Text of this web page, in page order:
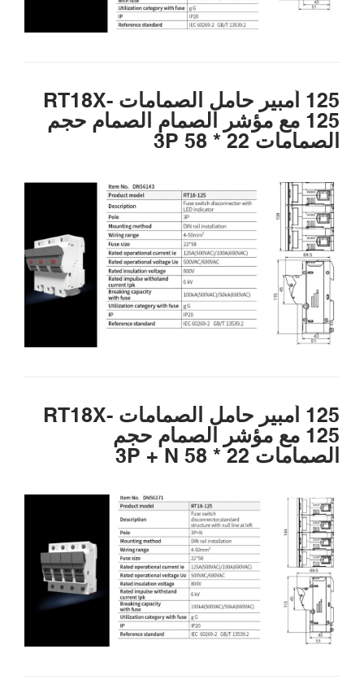
125 أمبير حامل الصمامات RT18X-
125 مع مؤشر الصمام الصمام حجم
الصمامات 22 * 58 3P
125 أمبير حامل الصمامات RT18X-
125 مع مؤشر الصمام حجم
الصمامات 22 * 58 3P + N